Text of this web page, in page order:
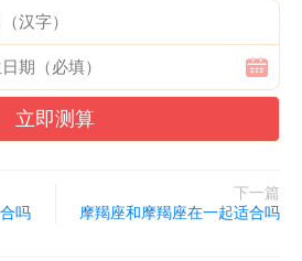
立即测算
吗
下一篇
摩羯座和摩羯座在一起适合吗